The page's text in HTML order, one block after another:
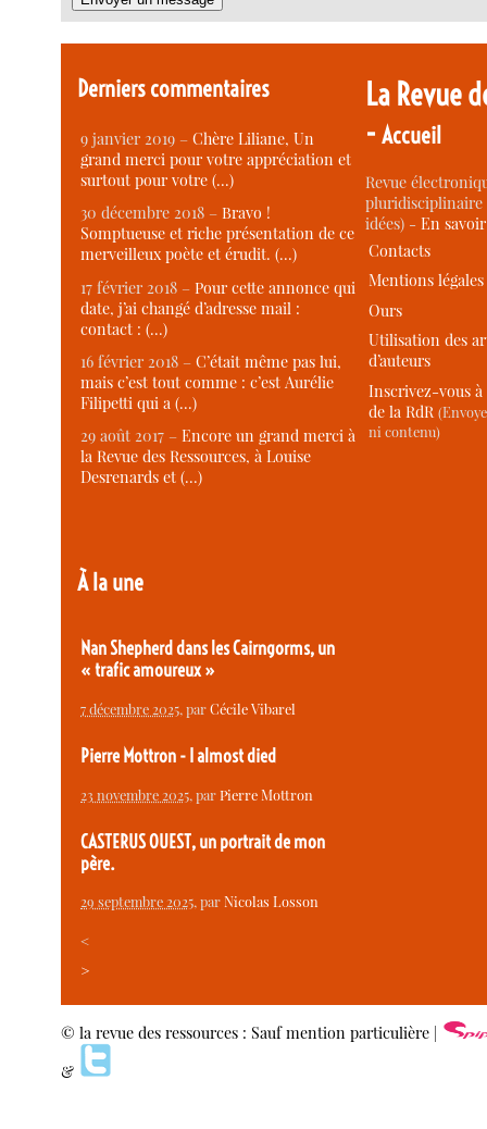
Derniers commentaires
9 janvier 2019 –Chère Liliane, Un
grand merci pour votre appréciation et
surtout pour votre (…)
30 décembre 2018 –Bravo !
Somptueuse et riche présentation de ce
merveilleux poète et érudit. (…)
17 février 2018 –Pour cette annonce qui
date, j’ai changé d’adresse mail :
contact : (…)
16 février 2018 –C’était même pas lui,
mais c’est tout comme : c’est Aurélie
Filipetti qui a (…)
29 août 2017 –Encore un grand merci à
la Revue des Ressources, à Louise
Desrenards et (…)
À la une
Nan Shepherd dans les Cairngorms, un
« trafic amoureux »
7 décembre 2025, parCécile Vibarel
Pierre Mottron - I almost died
23 novembre 2025, parPierre Mottron
CASTERUS OUEST, un portrait de mon
père.
29 septembre 2025, parNicolas Losson
<
>
La Revue
-Accueil
Revue
idées) -En
Contacts
Mentions légales
Ours
Utilisation des
d’auteurs
Inscrivez-vous
de la RdR
ni contenu)
© la revue des ressources : Sauf mention particulière |
&